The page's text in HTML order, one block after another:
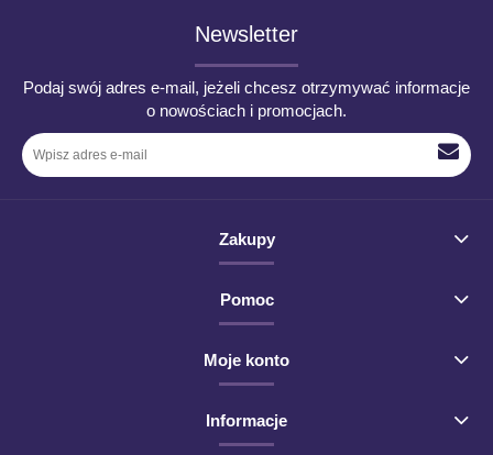
Newsletter
Podaj swój adres e-mail, jeżeli chcesz otrzymywać informacje
o nowościach i promocjach.
Zakupy
Pomoc
Moje konto
Informacje